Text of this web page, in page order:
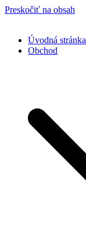
Preskočiť na obsah
Úvodná stránka
Obchod